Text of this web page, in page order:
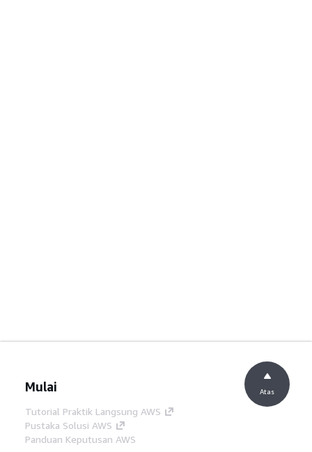
Mulai
Tutorial Praktik Langsung AWS
Pustaka Solusi AWS
Panduan Keputusan AWS
Atas